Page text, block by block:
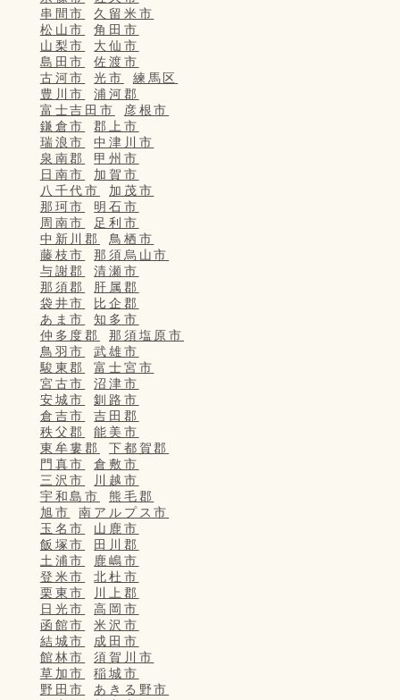
串間市
久留米市
松山市
角田市
山梨市
大仙市
島田市
佐渡市
古河市
光市
練馬区
豊川市
浦河郡
富士吉田市
彦根市
鎌倉市
郡上市
瑞浪市
中津川市
泉南郡
甲州市
日南市
加賀市
八千代市
加茂市
那珂市
明石市
周南市
足利市
中新川郡
鳥栖市
藤枝市
那須烏山市
与謝郡
清瀬市
那須郡
肝属郡
袋井市
比企郡
あま市
知多市
仲多度郡
那須塩原市
鳥羽市
武雄市
駿東郡
富士宮市
宮古市
沼津市
安城市
釧路市
倉吉市
吉田郡
秩父郡
能美市
東牟婁郡
下都賀郡
門真市
倉敷市
三沢市
川越市
宇和島市
熊毛郡
旭市
南アルプス市
玉名市
山鹿市
飯塚市
田川郡
土浦市
鹿嶋市
登米市
北杜市
栗東市
川上郡
日光市
高岡市
函館市
米沢市
結城市
成田市
館林市
須賀川市
草加市
稲城市
野田市
あきる野市